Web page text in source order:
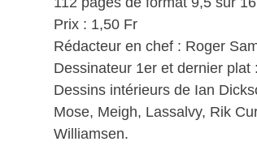
Prix : 1,50 Fr
Rédacteur en chef : Roger
Dessinateur 1er et dernier plat
Dessins intérieurs de Ian
Mose, Meigh, Lassalvy, Rik
Williamsen.